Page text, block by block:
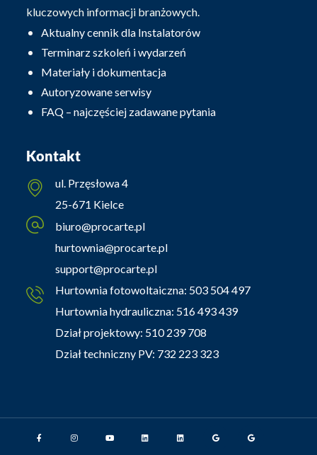
kluczowych informacji branżowych.
Aktualny cennik dla Instalatorów
Terminarz szkoleń i wydarzeń
Materiały i dokumentacja
Autoryzowane serwisy
FAQ – najczęściej zadawane pytania
Kontakt
ul. Przęsłowa 4
25-671 Kielce
biuro@procarte.pl
hurtownia@procarte.pl
support@procarte.pl
Hurtownia fotowoltaiczna: 503 504 497
Hurtownia hydrauliczna: 516 493 439
Dział projektowy: 510 239 708
Dział techniczny PV: 732 223 323